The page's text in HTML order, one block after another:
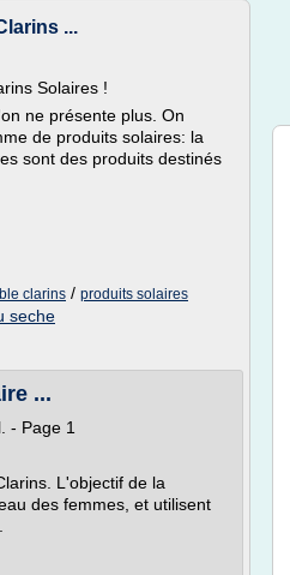
...
Solaires !
ne présente plus. On
de produits solaires: la
sont des produits destinés
clarins / produits solaires
seche
...
- Page 1
L'objectif de la
des femmes, et utilisent